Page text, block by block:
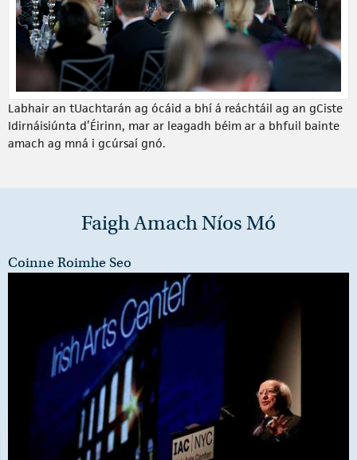
Labhair an tUachtarán ag ócáid a bhí á reáchtáil ag an gCiste
Idirnáisiúnta d’Éirinn, mar ar leagadh béim ar a bhfuil bainte
amach ag mná i gcúrsaí gnó.
Faigh Amach Níos Mó
Coinne Roimhe Seo